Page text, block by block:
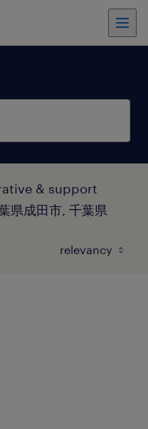
& support
県成田市, 千葉県